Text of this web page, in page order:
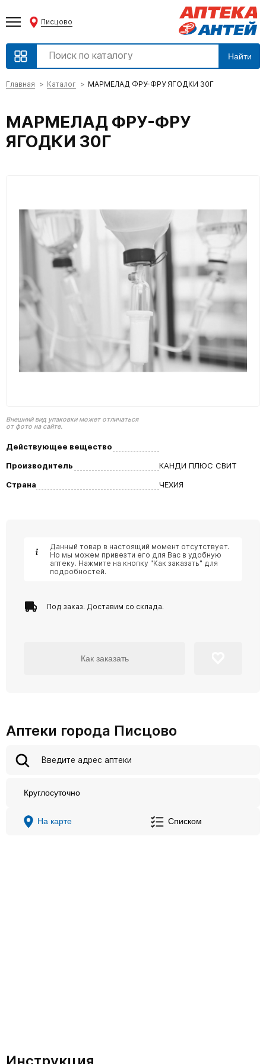
Писцово
Найти
Главная Каталог МАРМЕЛАД ФРУ-ФРУ ЯГОДКИ 30Г
МАРМЕЛАД ФРУ-ФРУ
ЯГОДКИ 30Г
Внешний вид упаковки может отличаться
от фото на сайте.
Действующее вещество
Производитель
КАНДИ ПЛЮС СВИТ
Страна
ЧЕХИЯ
Данный товар в настоящий момент отсутствует.
Но мы можем привезти его для Вас в удобную
аптеку. Нажмите на кнопку "Как заказать" для
подробностей.
Под заказ. Доставим со склада.
Как заказать
Аптеки города Писцово
Круглосуточно
На карте Списком